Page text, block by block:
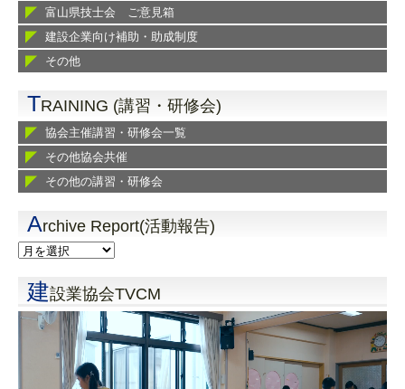
富山県技士会 ご意見箱
建設企業向け補助・助成制度
その他
TRAINING (講習・研修会)
協会主催講習・研修会一覧
その他協会共催
その他の講習・研修会
Archive Report(活動報告)
建設業協会TVCM